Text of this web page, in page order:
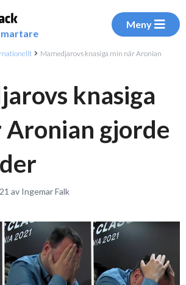
Meny
Mamedjarovs knasiga min när Aronian
knasiga
Aronian gjorde
av Ingemar Falk